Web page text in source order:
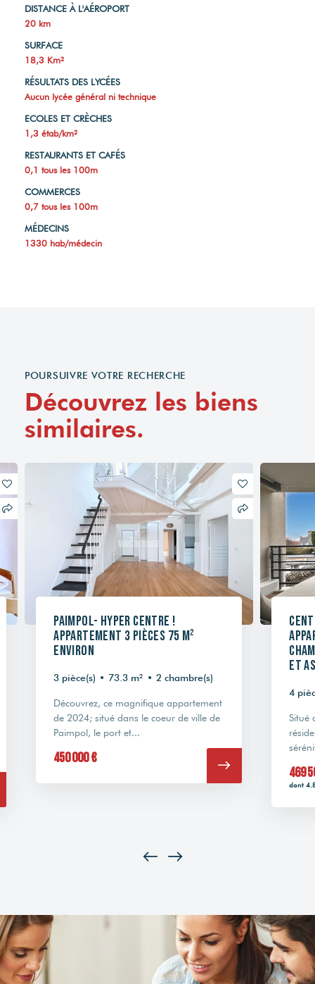
DISTANCE À L'AÉROPORT
20 km
SURFACE
18,3 Km²
RÉSULTATS DES LYCÉES
Aucun lycée général ni technique
ECOLES ET CRÈCHES
1,3 étab/km²
RESTAURANTS ET CAFÉS
0,1 tous les 100m
COMMERCES
0,7 tous les 100m
MÉDECINS
1330 hab/médecin
POURSUIVRE VOTRE RECHERCHE
Découvrez les biens
similaires.
Paimpol- Hyper Centre !
Appartement 3 pièces 75 m²
environ
3 pièce(s) • 73.3 m² • 2 chambre(s)
Découvrez, ce magnifique appartement
de 2024; situé dans le coeur de ville de
Paimpol, le port et...
450 000 €
et
4
Situé
469
dont